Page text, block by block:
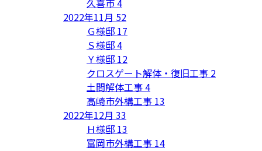
久喜市4
2022年11月 52
Ｇ様邸 17
Ｓ様邸4
Ｙ様邸 12
クロスゲート解体・復旧工事 2
土間解体工事4
高崎市外構工事 13
2022年12月 33
Ｈ様邸 13
富岡市外構工事 14